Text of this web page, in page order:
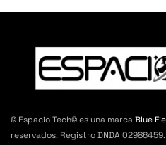
© Espacio Tech© es una marcaBlue
reservados. Registro DNDA 02986459.